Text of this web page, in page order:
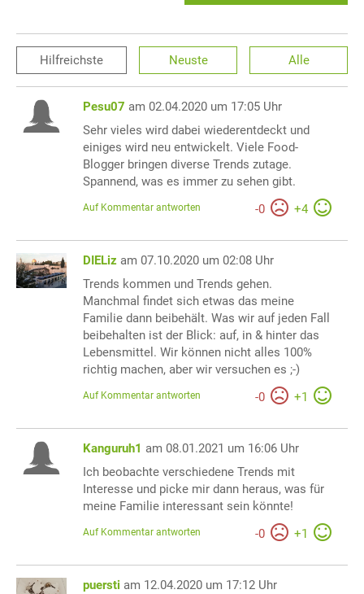
Hilfreichste Neuste Alle
Pesu07 am 02.04.2020 um 17:05 Uhr
Sehr vieles wird dabei wiederentdeckt und
einiges wird neu entwickelt. Viele Food-
Blogger bringen diverse Trends zutage.
Spannend, was es immer zu sehen gibt.
-0 +4
Auf Kommentar antworten
DIELiz am 07.10.2020 um 02:08 Uhr
Trends kommen und Trends gehen.
Manchmal findet sich etwas das meine
Familie dann beibehält. Was wir auf jeden Fall
beibehalten ist der Blick: auf, in & hinter das
Lebensmittel. Wir können nicht alles 100%
richtig machen, aber wir versuchen es ;-)
-0 +1
Auf Kommentar antworten
Kanguruh1 am 08.01.2021 um 16:06 Uhr
Ich beobachte verschiedene Trends mit
Interesse und picke mir dann heraus, was für
meine Familie interessant sein könnte!
-0 +1
Auf Kommentar antworten
puersti am 12.04.2020 um 17:12 Uhr